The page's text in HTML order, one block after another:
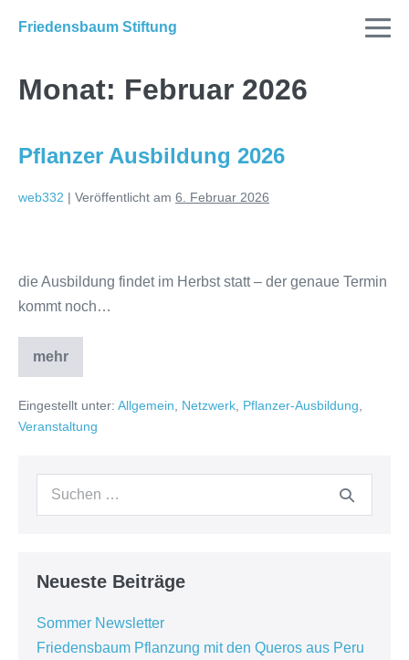
Friedensbaum Stiftung
Monat: Februar 2026
Pflanzer Ausbildung 2026
web332 | Veröffentlicht am 6. Februar 2026
die Ausbildung findet im Herbst statt – der genaue Termin
kommt noch…
mehr
Eingestellt unter: Allgemein Netzwerk Pflanzer-Ausbildung
Veranstaltung
Neueste Beiträge
Sommer Newsletter
Friedensbaum Pflanzung mit den Queros aus Peru